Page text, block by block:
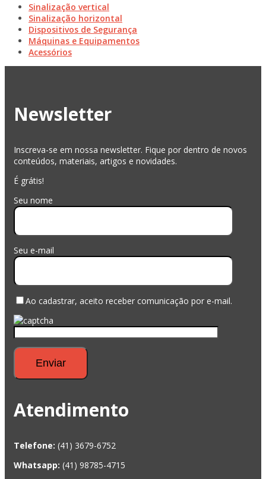
Sinalização vertical
Sinalização horizontal
Dispositivos de Segurança
Máquinas e Equipamentos
Acessórios
Newsletter
Inscreva-se em nossa newsletter. Fique por dentro de novos
conteúdos, materiais, artigos e novidades.
É grátis!
Seu nome
Seu e-mail
Ao cadastrar, aceito receber comunicação por e-mail.
Atendimento
Telefone: (41) 3679-6752
Whatsapp: (41) 98785-4715